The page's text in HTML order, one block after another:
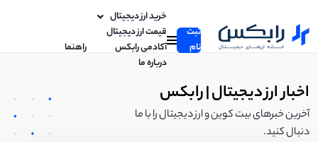
ثبت
نام
خرید ارز دیجیتال
قیمت ارز دیجیتال
آکادمی رابکس
راهنما
درباره ما
اخبار ارز دیجیتال | رابکس
آخرین خبرهای بیت کوین و ارز دیجیتال را با ما
دنبال کنید.